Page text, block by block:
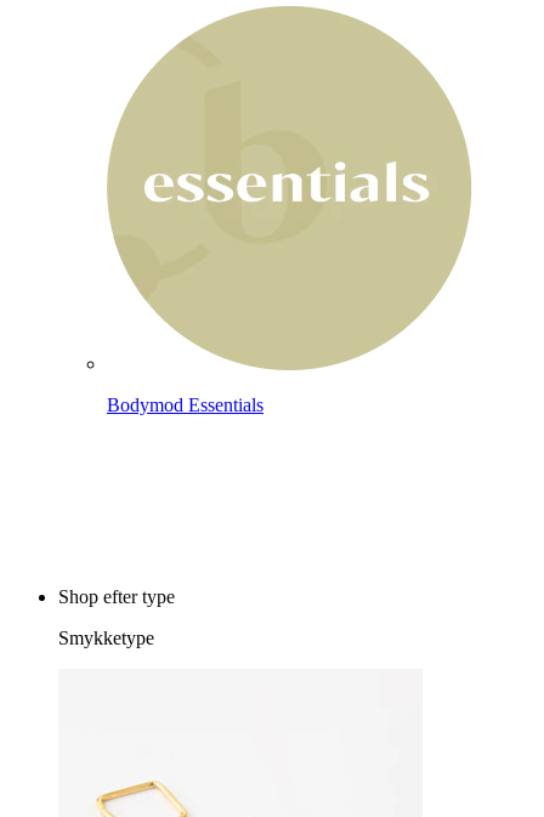
Bodymod Essentials
Shop efter type
Smykketype